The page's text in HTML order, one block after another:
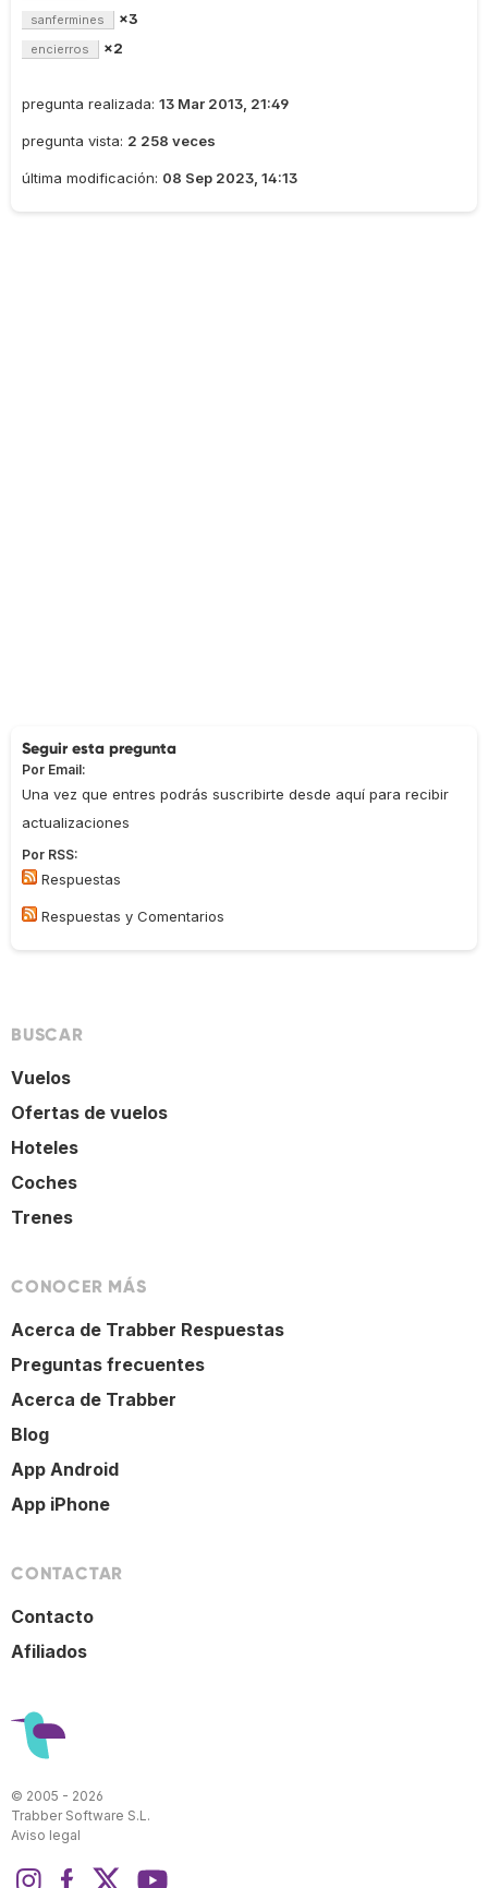
sanfermines ×3
encierros ×2
pregunta realizada: 13 Mar 2013, 21:49
pregunta vista: 2 258 veces
última modificación: 08 Sep 2023, 14:13
Seguir esta pregunta
Por Email:
Una vez que entres podrás suscribirte desde aquí para recibir
actualizaciones
Por RSS:
Respuestas
Respuestas y Comentarios
BUSCAR
Vuelos
Ofertas de vuelos
Hoteles
Coches
Trenes
CONOCER MÁS
Acerca de Trabber Respuestas
Preguntas frecuentes
Acerca de Trabber
Blog
App Android
App iPhone
CONTACTAR
Contacto
Afiliados
© 2005 - 2026
Trabber Software S.L.
Aviso legal